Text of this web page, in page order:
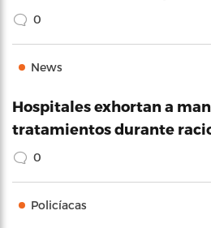
0
News
Hospitales exhortan a
tratamientos durante
0
Policíacas